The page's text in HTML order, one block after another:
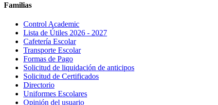
Familias
Control Academic
Lista de Útiles 2026 - 2027
Cafetería Escolar
Transporte Escolar
Formas de Pago
Solicitud de liquidación de anticipos
Solicitud de Certificados
Directorio
Uniformes Escolares
Opinión del usuario